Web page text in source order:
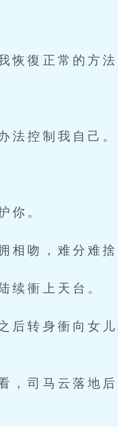
復正常的方法
控制我自己。
你。
吻，难分难捨
衝上天台。
转身衝向女儿
司马云落地后